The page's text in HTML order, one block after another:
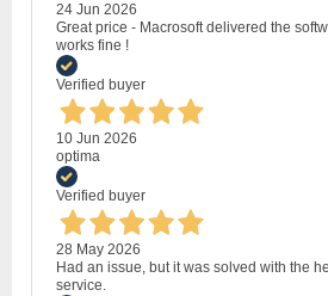
24 Jun 2026
Great price - Macrosoft delivered the
works fine !
Verified buyer
10 Jun 2026
optima
Verified buyer
28 May 2026
Had an issue, but it was solved with the
service.